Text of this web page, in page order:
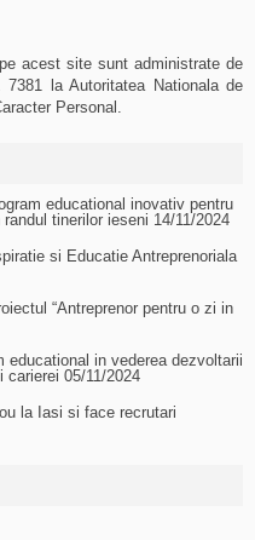
acest site sunt administrate de
la Autoritatea Nationala de
Personal.
educational inovativ pentru
tinerilor ieseni 14/11/2024
si Educatie Antreprenoriala
“Antreprenor pentru o zi in
educational in vederea dezvoltarii
carierei 05/11/2024
la Iasi si face recrutari